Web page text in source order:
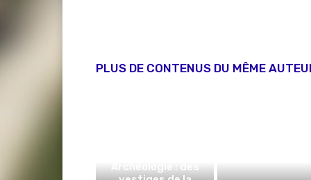
PLUS DE CONTENUS DU MÊME
Archéologie : des